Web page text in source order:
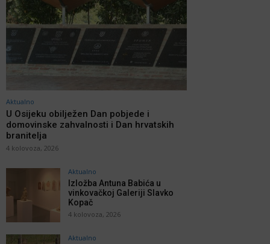
Aktualno
U Osijeku obilježen Dan pobjede i
domovinske zahvalnosti i Dan hrvatskih
branitelja
4 kolovoza, 2026
Aktualno
Izložba Antuna Babića u
vinkovačkoj Galeriji Slavko
Kopač
4 kolovoza, 2026
Aktualno